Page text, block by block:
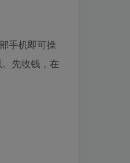
手机即可操
先收钱，在